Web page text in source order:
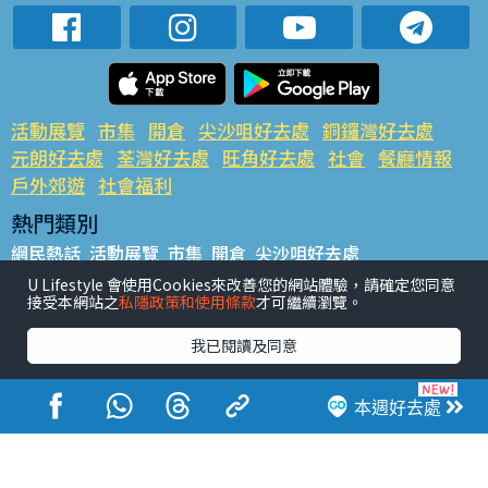
本週好去處
活動展覽 市集 開倉 尖沙咀好去處 銅鑼灣好去處
元朗好去處 荃灣好去處 旺角好去處 社會 餐廳情報
戶外郊遊 社會福利
熱門類別
網民熱話 活動展覽 市集 開倉 尖沙咀好去處
銅鑼灣好去處 元朗好去處 荃灣好去處 旺角好去處 社會
餐廳情報 戶外郊遊
熱門標籤
#UGO搵好去處 #人氣活動推介 #美食社群熱話
#親子玩樂好去處
#ULifestyle應用程式
#限時搶
#UJetso禮物放送
#ULifestyle商戶中心 #著數 #網絡熱話
U Lifestyle 會使用Cookies來改善您的網站體驗，請確定您同意
接受本網站之私隱政策和使用條款才可繼續瀏覽。
我已閱讀及同意